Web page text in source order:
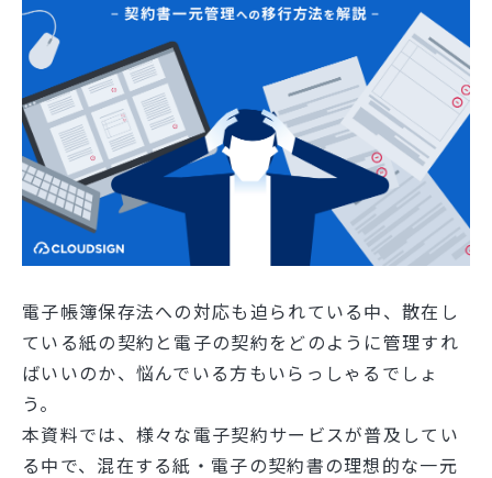
電子帳簿保存法への対応も迫られている中、散在し
ている紙の契約と電子の契約をどのように管理すれ
ばいいのか、悩んでいる方もいらっしゃるでしょ
う。
本資料では、様々な電子契約サービスが普及してい
る中で、混在する紙・電子の契約書の理想的な一元